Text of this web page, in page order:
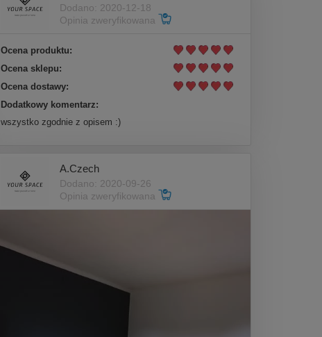
Dodano: 2020-12-18
Opinia zweryfikowana
Ocena produktu:
Ocena sklepu:
Ocena dostawy:
Dodatkowy komentarz:
wszystko zgodnie z opisem :)
A.Czech
Dodano: 2020-09-26
Opinia zweryfikowana